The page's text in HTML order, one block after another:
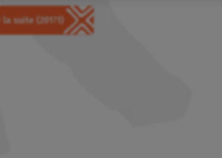
la suite (20171)